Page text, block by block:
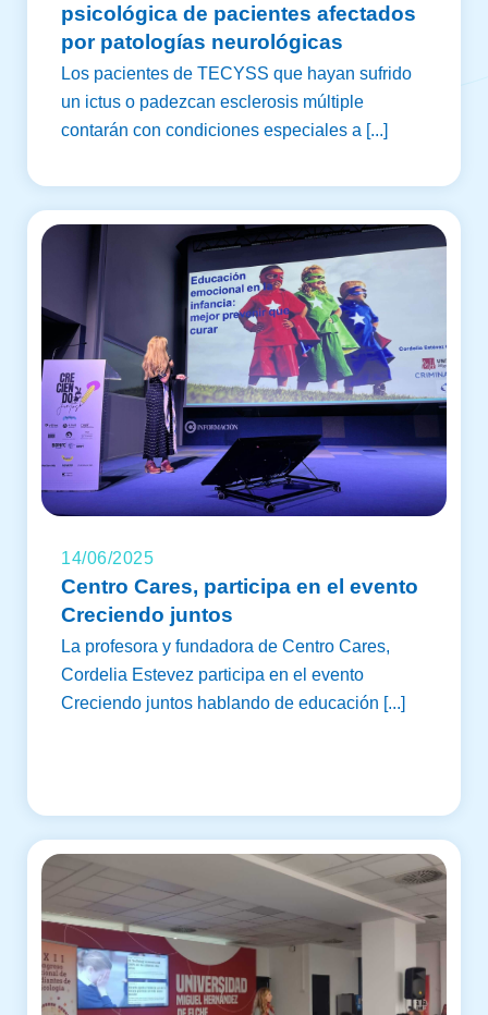
psicológica de pacientes afectados
por patologías neurológicas
Los pacientes de TECYSS que hayan sufrido
un ictus o padezcan esclerosis múltiple
contarán con condiciones especiales a [...]
14/06/2025
Centro Cares, participa en el evento
Creciendo juntos
La profesora y fundadora de Centro Cares,
Cordelia Estevez participa en el evento
Creciendo juntos hablando de educación [...]